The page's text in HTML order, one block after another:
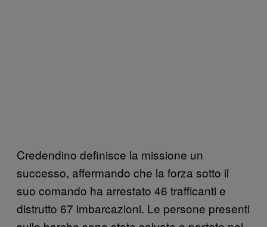
Credendino definisce la missione un
successo, affermando che la forza sotto il
suo comando ha arrestato 46 trafficanti e
distrutto 67 imbarcazioni. Le persone presenti